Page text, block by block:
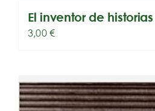
El inventor de historias
3,00€